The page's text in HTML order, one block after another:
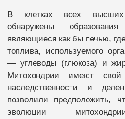
В клетках всех
обнаружены
являющиеся как бы печью,
топлива, используемого
— углеводы (глюкоза) и
Митохондрии имеют свой
наследственности и
позволили предположить,
эволюции